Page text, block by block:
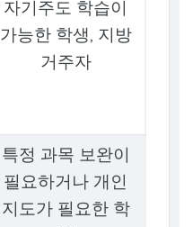
자기주도 학습이
가능한 학생, 지방
거주자
특정 과목 보완이
필요하거나 개인
지도가 필요한 학